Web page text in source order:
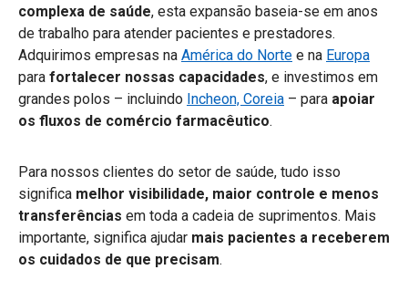
complexa de saúde, esta expansão baseia-se em anos
de trabalho para atender pacientes e prestadores.
Adquirimos empresas na América do Norte e na Europa
para fortalecer nossas capacidades, e investimos em
grandes polos – incluindo Incheon, Coreia – para apoiar
os fluxos de comércio farmacêutico.
Para nossos clientes do setor de saúde, tudo isso
significa melhor visibilidade, maior controle e menos
transferências em toda a cadeia de suprimentos. Mais
importante, significa ajudar mais pacientes a receberem
os cuidados de que precisam.